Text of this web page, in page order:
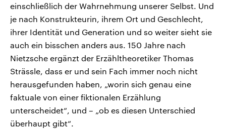
einschließlich der Wahrnehmung unserer Selbst. Und
je nach Konstrukteurin, ihrem Ort und Geschlecht,
ihrer Identität und Generation und so weiter sieht sie
auch ein bisschen anders aus. 150 Jahre nach
Nietzsche ergänzt der Erzähltheoretiker Thomas
Strässle, dass er und sein Fach immer noch nicht
herausgefunden haben, „worin sich genau eine
faktuale von einer fiktionalen Erzählung
unterscheidet“, und – „ob es diesen Unterschied
überhaupt gibt“.